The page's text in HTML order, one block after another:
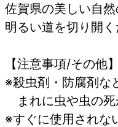
佐賀県の美しい自
明るい道を切り開
【注意事項/その他】
※殺虫剤・防腐剤な
まれに虫や虫の死
※すぐに使用されな